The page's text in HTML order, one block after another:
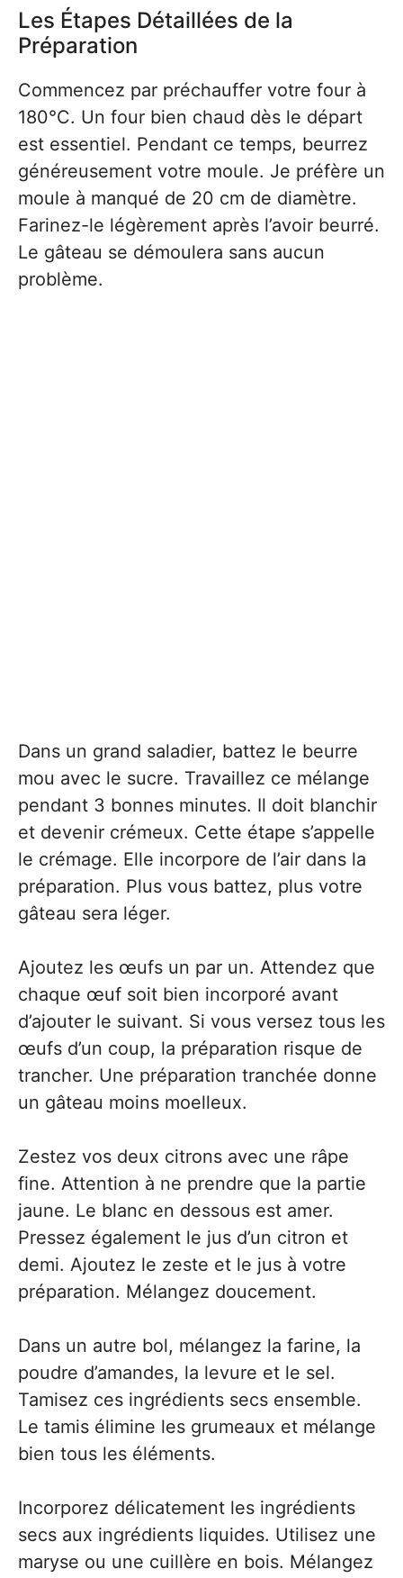
Les Étapes Détaillées de la
Préparation
Commencez par préchauffer votre four à
180°C. Un four bien chaud dès le départ
est essentiel. Pendant ce temps, beurrez
généreusement votre moule. Je préfère un
moule à manqué de 20 cm de diamètre.
Farinez-le légèrement après l’avoir beurré.
Le gâteau se démoulera sans aucun
problème.
Dans un grand saladier, battez le beurre
mou avec le sucre. Travaillez ce mélange
pendant 3 bonnes minutes. Il doit blanchir
et devenir crémeux. Cette étape s’appelle
le crémage. Elle incorpore de l’air dans la
préparation. Plus vous battez, plus votre
gâteau sera léger.
Ajoutez les œufs un par un. Attendez que
chaque œuf soit bien incorporé avant
d’ajouter le suivant. Si vous versez tous les
œufs d’un coup, la préparation risque de
trancher. Une préparation tranchée donne
un gâteau moins moelleux.
Zestez vos deux citrons avec une râpe
fine. Attention à ne prendre que la partie
jaune. Le blanc en dessous est amer.
Pressez également le jus d’un citron et
demi. Ajoutez le zeste et le jus à votre
préparation. Mélangez doucement.
Dans un autre bol, mélangez la farine, la
poudre d’amandes, la levure et le sel.
Tamisez ces ingrédients secs ensemble.
Le tamis élimine les grumeaux et mélange
bien tous les éléments.
Incorporez délicatement les ingrédients
secs aux ingrédients liquides. Utilisez une
maryse ou une cuillère en bois. Mélangez